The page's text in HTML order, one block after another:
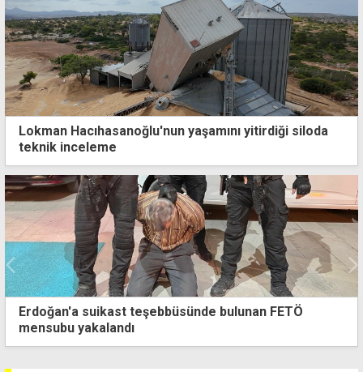
Lokman Hacıhasanoğlu'nun yaşamını yitirdiği siloda
teknik inceleme
Erdoğan'a suikast teşebbüsünde bulunan FETÖ
mensubu yakalandı